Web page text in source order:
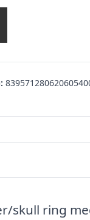
skull ring